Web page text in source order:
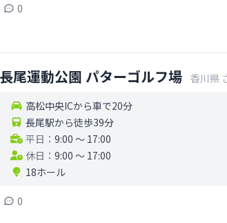
0
長尾運動公園 パターゴルフ場 香川県
高松中央ICから車で20分
長尾駅から徒歩39分
平日： 9:00 〜 17:00
休日： 9:00 〜 17:00
18ホール
0